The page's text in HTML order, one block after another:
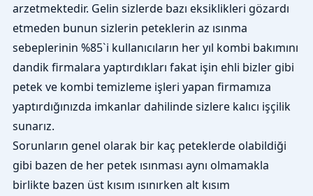
arzetmektedir. Gelin sizlerde bazı eksiklikleri gözardı
etmeden bunun sizlerin peteklerin az ısınma
sebeplerinin %85`i kullanıcıların her yıl kombi bakımını
dandik firmalara yaptırdıkları fakat işin ehli bizler gibi
petek ve kombi temizleme işleri yapan firmamıza
yaptırdığınızda imkanlar dahilinde sizlere kalıcı işçilik
sunarız.
Sorunların genel olarak bir kaç peteklerde olabildiği
gibi bazen de her petek ısınması aynı olmamakla
birlikte bazen üst kısım ısınırken alt kısım